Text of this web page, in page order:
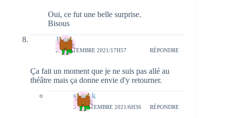
Oui, ce fut une belle surprise.
Bisous
Juju
28 SEPTEMBRE 2021/17H57 RÉPONDRE
Ça fait un moment que je ne suis pas allé au
théâtre mais ça donne envie d'y retourner.
natieak
30 SEPTEMBRE 2021/6H36 RÉPONDRE